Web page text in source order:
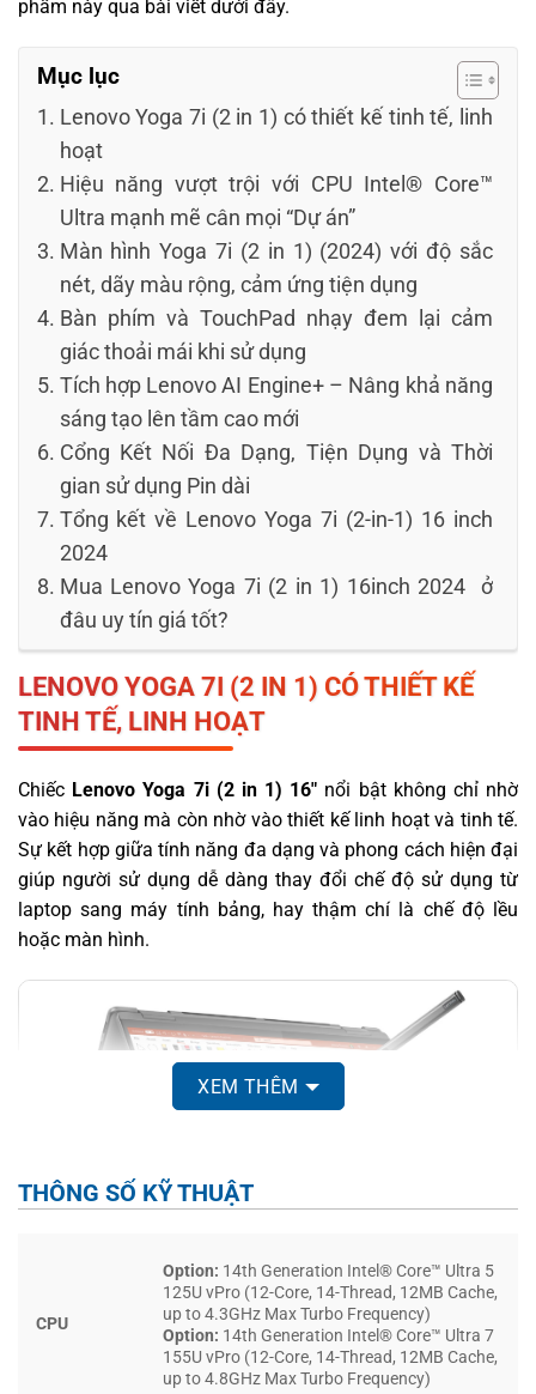
phẩm này qua bài viết dưới đây.
Mục lục
Lenovo Yoga 7i (2 in 1) có thiết kế tinh tế, linh
hoạt
Hiệu năng vượt trội với CPU Intel® Core™
Ultra mạnh mẽ cân mọi “Dự án”
Màn hình Yoga 7i (2 in 1) (2024) với độ sắc
nét, dãy màu rộng, cảm ứng tiện dụng
Bàn phím và TouchPad nhạy đem lại cảm
giác thoải mái khi sử dụng
Tích hợp Lenovo AI Engine+ – Nâng khả năng
sáng tạo lên tầm cao mới
Cổng Kết Nối Đa Dạng, Tiện Dụng và Thời
gian sử dụng Pin dài
Tổng kết về Lenovo Yoga 7i (2-in-1) 16 inch
2024
Mua Lenovo Yoga 7i (2 in 1) 16inch 2024 ở
đâu uy tín giá tốt?
LENOVO YOGA 7I (2 IN 1) CÓ THIẾT KẾ
TINH TẾ, LINH HOẠT
Chiếc Lenovo Yoga 7i (2 in 1) 16″ nổi bật không chỉ nhờ
vào hiệu năng mà còn nhờ vào thiết kế linh hoạt và tinh tế.
Sự kết hợp giữa tính năng đa dạng và phong cách hiện đại
giúp người sử dụng dễ dàng thay đổi chế độ sử dụng từ
laptop sang máy tính bảng, hay thậm chí là chế độ lều
hoặc màn hình.
THIẾT KẾ LINH HOẠT – DỄ DÀNG CHUYỂN ĐỔI
NHIỀU CHẾ ĐỘ
Thiết kế độc đáo này cho phép người dùng linh hoạt
XEM THÊM
THÔNG SỐ KỸ THUẬT
CPU
Option: 14th Generation Intel® Core™ Ultra 5
125U vPro (12-Core, 14-Thread, 12MB Cache,
up to 4.3GHz Max Turbo Frequency)
Option: 14th Generation Intel® Core™ Ultra 7
155U vPro (12-Core, 14-Thread, 12MB Cache,
up to 4.8GHz Max Turbo Frequency)